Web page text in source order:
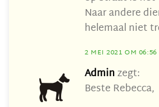
Naar andere
helemaal niet
2 MEI 2021 OM 06:56
Adminzegt:
Beste Rebecca,